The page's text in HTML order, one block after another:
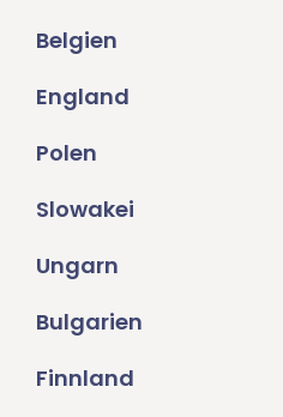
Belgien
England
Polen
Slowakei
Ungarn
Bulgarien
Finnland